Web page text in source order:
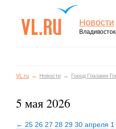
Новости
Владивосток
VL.ru Новости Город Глазами
5 мая 2026
← 25 26 27 28 29 30 апреля 1